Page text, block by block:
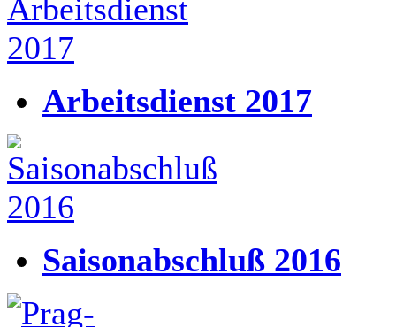
Arbeitsdienst 2017
Saisonabschluß 2016